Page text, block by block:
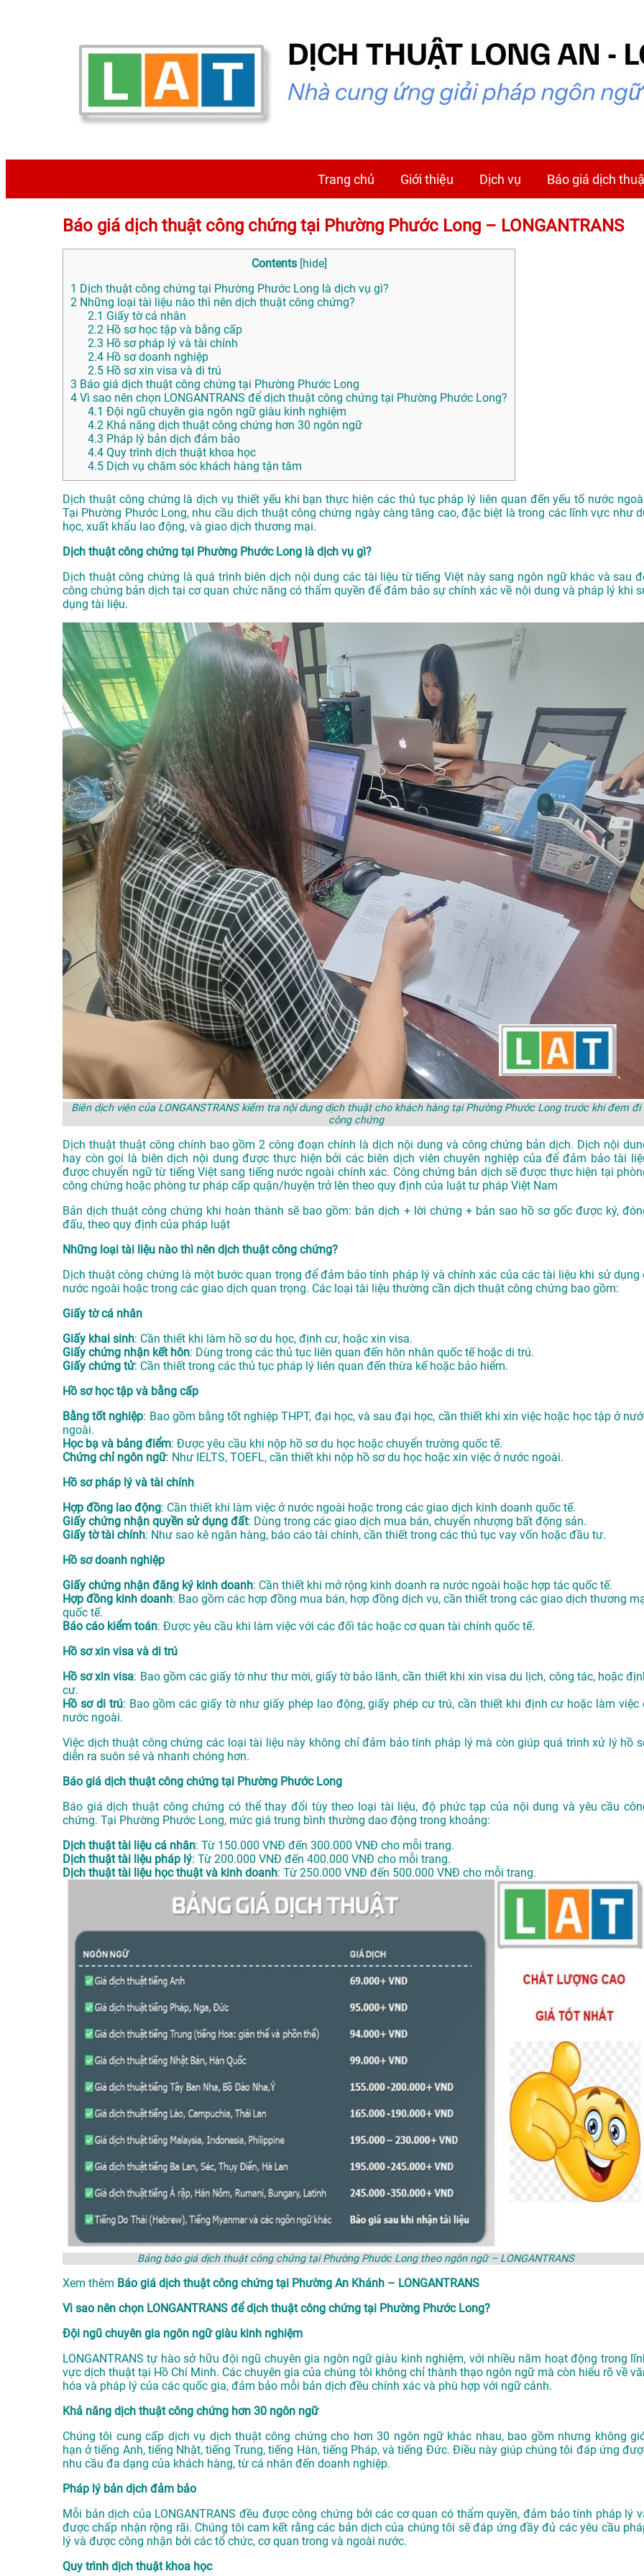
Trang chủ Giới thiệu Dịch vụ Báo giá dịch
Báo giá dịch thuật công chứng tại Phường Phước Long – LONGANTRANS
Contents [hide]
1 Dịch thuật công chứng tại Phường Phước Long là dịch vụ gì?
2 Những loại tài liệu nào thì nên dịch thuật công chứng?
2.1 Giấy tờ cá nhân
2.2 Hồ sơ học tập và bằng cấp
2.3 Hồ sơ pháp lý và tài chính
2.4 Hồ sơ doanh nghiệp
2.5 Hồ sơ xin visa và di trú
3 Báo giá dịch thuật công chứng tại Phường Phước Long
4 Vì sao nên chọn LONGANTRANS để dịch thuật công chứng tại Phường Phước Long?
4.1 Đội ngũ chuyên gia ngôn ngữ giàu kinh nghiệm
4.2 Khả năng dịch thuật công chứng hơn 30 ngôn ngữ
4.3 Pháp lý bản dịch đảm bảo
4.4 Quy trình dịch thuật khoa học
4.5 Dịch vụ chăm sóc khách hàng tận tâm
Dịch thuật công chứng là dịch vụ thiết yếu khi bạn thực hiện các thủ tục pháp lý liên quan đến yếu tố nước
Tại Phường Phước Long, nhu cầu dịch thuật công chứng ngày càng tăng cao, đặc biệt là trong các lĩnh vực như
học, xuất khẩu lao động, và giao dịch thương mại.
Dịch thuật công chứng tại Phường Phước Long là dịch vụ gì?
Dịch thuật công chứng là quá trình biên dịch nội dung các tài liệu từ tiếng Việt này sang ngôn ngữ khác và sau
công chứng bản dịch tại cơ quan chức năng có thẩm quyền để đảm bảo sự chính xác về nội dung và pháp lý khi
dụng tài liệu.
Biên dịch viên của LONGANSTRANS kiểm tra nội dung dịch thuật cho khách hàng tại Phường Phước Long trước khi đem đi
công chứng
Dịch thuật thuật công chính bao gồm 2 công đoạn chính là dịch nội dung và công chứng bản dịch. Dịch nội
hay còn gọi là biên dịch nội dung được thực hiện bởi các biên dịch viên chuyên nghiệp của để đảm bảo tài
được chuyển ngữ từ tiếng Việt sang tiếng nước ngoài chính xác. Công chứng bản dịch sẽ được thực hiện tại
công chứng hoặc phòng tư pháp cấp quận/huyện trở lên theo quy định của luật tư pháp Việt Nam
Bản dịch thuật công chứng khi hoàn thành sẽ bao gồm: bản dịch + lời chứng + bản sao hồ sơ gốc được ký,
đấu, theo quy định của pháp luật
Những loại tài liệu nào thì nên dịch thuật công chứng?
Dịch thuật công chứng là một bước quan trọng để đảm bảo tính pháp lý và chính xác của các tài liệu khi sử dụng
nước ngoài hoặc trong các giao dịch quan trọng. Các loại tài liệu thường cần dịch thuật công chứng bao gồm:
Giấy tờ cá nhân
Giấy khai sinh: Cần thiết khi làm hồ sơ du học, định cư, hoặc xin visa.
Giấy chứng nhận kết hôn: Dùng trong các thủ tục liên quan đến hôn nhân quốc tế hoặc di trú.
Giấy chứng tử: Cần thiết trong các thủ tục pháp lý liên quan đến thừa kế hoặc bảo hiểm.
Hồ sơ học tập và bằng cấp
Bằng tốt nghiệp: Bao gồm bằng tốt nghiệp THPT, đại học, và sau đại học, cần thiết khi xin việc hoặc học tập ở
ngoài.
Học bạ và bảng điểm: Được yêu cầu khi nộp hồ sơ du học hoặc chuyển trường quốc tế.
Chứng chỉ ngôn ngữ: Như IELTS, TOEFL, cần thiết khi nộp hồ sơ du học hoặc xin việc ở nước ngoài.
Hồ sơ pháp lý và tài chính
Hợp đồng lao động: Cần thiết khi làm việc ở nước ngoài hoặc trong các giao dịch kinh doanh quốc tế.
Giấy chứng nhận quyền sử dụng đất: Dùng trong các giao dịch mua bán, chuyển nhượng bất động sản.
Giấy tờ tài chính: Như sao kê ngân hàng, báo cáo tài chính, cần thiết trong các thủ tục vay vốn hoặc đầu tư.
Hồ sơ doanh nghiệp
Giấy chứng nhận đăng ký kinh doanh: Cần thiết khi mở rộng kinh doanh ra nước ngoài hoặc hợp tác quốc tế.
Hợp đồng kinh doanh: Bao gồm các hợp đồng mua bán, hợp đồng dịch vụ, cần thiết trong các giao dịch thương
quốc tế.
Báo cáo kiểm toán: Được yêu cầu khi làm việc với các đối tác hoặc cơ quan tài chính quốc tế.
Hồ sơ xin visa và di trú
Hồ sơ xin visa: Bao gồm các giấy tờ như thư mời, giấy tờ bảo lãnh, cần thiết khi xin visa du lịch, công tác, hoặc
cư.
Hồ sơ di trú: Bao gồm các giấy tờ như giấy phép lao động, giấy phép cư trú, cần thiết khi định cư hoặc làm việc
nước ngoài.
Việc dịch thuật công chứng các loại tài liệu này không chỉ đảm bảo tính pháp lý mà còn giúp quá trình xử lý hồ
diễn ra suôn sẻ và nhanh chóng hơn.
Báo giá dịch thuật công chứng tại Phường Phước Long
Báo giá dịch thuật công chứng có thể thay đổi tùy theo loại tài liệu, độ phức tạp của nội dung và yêu cầu
chứng. Tại Phường Phước Long, mức giá trung bình thường dao động trong khoảng:
Dịch thuật tài liệu cá nhân: Từ 150.000 VNĐ đến 300.000 VNĐ cho mỗi trang.
Dịch thuật tài liệu pháp lý: Từ 200.000 VNĐ đến 400.000 VNĐ cho mỗi trang.
Dịch thuật tài liệu học thuật và kinh doanh: Từ 250.000 VNĐ đến 500.000 VNĐ cho mỗi trang.
Bảng báo giá dịch thuật công chứng tại Phường Phước Long theo ngôn ngữ – LONGANTRANS
Xem thêm Báo giá dịch thuật công chứng tại Phường An Khánh – LONGANTRANS
Vì sao nên chọn LONGANTRANS để dịch thuật công chứng tại Phường Phước Long?
Đội ngũ chuyên gia ngôn ngữ giàu kinh nghiệm
LONGANTRANS tự hào sở hữu đội ngũ chuyên gia ngôn ngữ giàu kinh nghiệm, với nhiều năm hoạt động trong
vựcdịch thuật tại Hồ Chí Minh. Các chuyên gia của chúng tôi không chỉ thành thạo ngôn ngữ mà còn hiểu rõ về
hóa và pháp lý của các quốc gia, đảm bảo mỗi bản dịch đều chính xác và phù hợp với ngữ cảnh.
Khả năng dịch thuật công chứng hơn 30 ngôn ngữ
Chúng tôi cung cấp dịch vụ dịch thuật công chứng cho hơn 30 ngôn ngữ khác nhau, bao gồm nhưng không
hạn ở tiếng Anh, tiếng Nhật, tiếng Trung, tiếng Hàn, tiếng Pháp, và tiếng Đức. Điều này giúp chúng tôi đáp ứng
nhu cầu đa dạng của khách hàng, từ cá nhân đến doanh nghiệp.
Pháp lý bản dịch đảm bảo
Mỗi bản dịch của LONGANTRANS đều được công chứng bởi các cơ quan có thẩm quyền, đảm bảo tính pháp lý
được chấp nhận rộng rãi. Chúng tôi cam kết rằng các bản dịch của chúng tôi sẽ đáp ứng đầy đủ các yêu cầu
lý và được công nhận bởi các tổ chức, cơ quan trong và ngoài nước.
Quy trình dịch thuật khoa học